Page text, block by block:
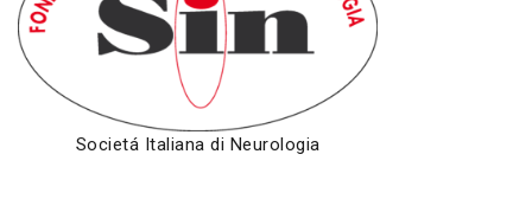
Societá Italiana di Neurologia